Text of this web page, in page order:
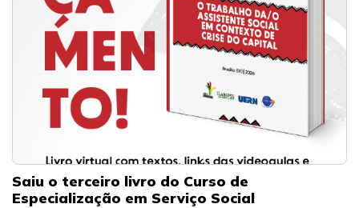
Saiu o terceiro livro do Curso de
Especialização em Serviço Social